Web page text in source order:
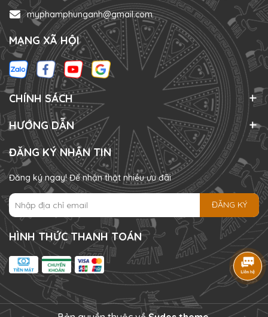
myphamphunganh@gmail.com
MẠNG XÃ HỘI
CHÍNH SÁCH
HƯỚNG DẪN
ĐĂNG KÝ NHẬN TIN
Đăng ký ngay! Để nhận thật nhiều ưu đãi
ĐĂNG KÝ
HÌNH THỨC THANH TOÁN